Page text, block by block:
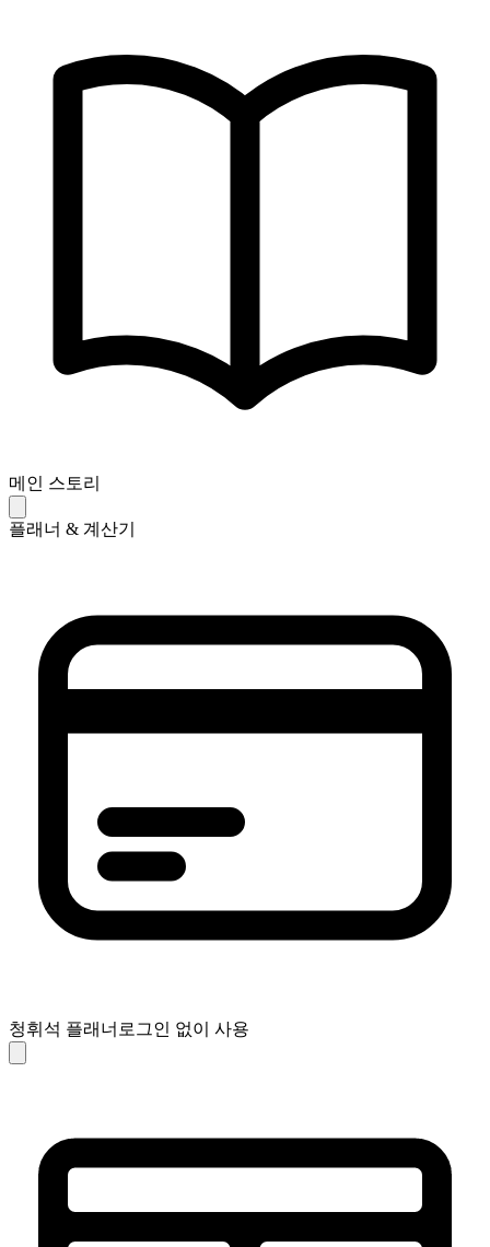
메인 스토리
플래너 & 계산기
청휘석 플래너 로그인 없이 사용